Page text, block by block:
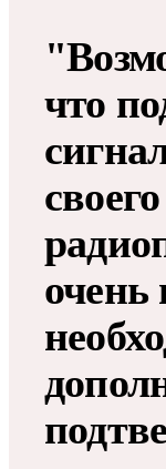
что
очень